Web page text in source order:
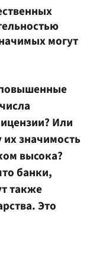
могут
Или
значимость
высока?
банки,
также
Это